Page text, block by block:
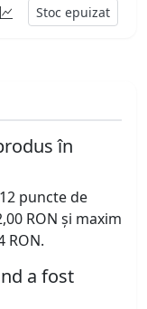
Stoc epuizat
în
puncte de
RON și maxim
RON.
a fost